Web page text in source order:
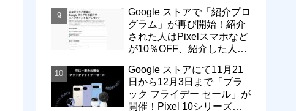
売へ
Google ストアで「紹介プロ
グラム」が再び開始！紹介
された人はPixelスマホなど
が10％OFF、紹介した人は
ト付与
Google ストアにて11月21
日から12月3日まで「ブラ
ック フライデー セール」が
開催！Pixel 10シリーズや